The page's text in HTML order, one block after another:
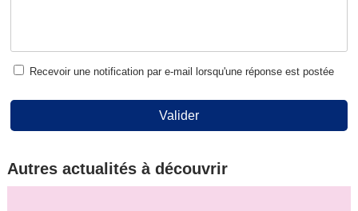
Recevoir une notification par e-mail lorsqu'une réponse est postée
Valider
Autres actualités à découvrir